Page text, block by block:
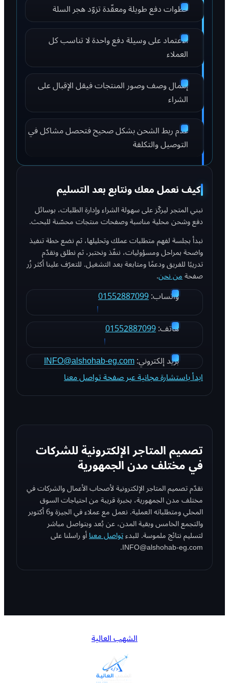
خطوات دفع طويلة ومعقّدة تزوّد هجر السلة
الاعتماد على وسيلة دفع واحدة لا تناسب كل
العملاء
إهمال وصف وصور المنتجات فيقل الإقبال على
الشراء
عدم ربط الشحن بشكل صحيح فتحصل مشاكل في
التوصيل والتكلفة
كيف نعمل معك ونتابع بعد التسليم
نبني المتجر ليركّز على سهولة الشراء وإدارة الطلبات، بوسائل
دفع وشحن محلية مناسبة وصفحات منتجات محسّنة للبحث.
نبدأ بجلسة لفهم متطلبات عملك وتحليلها، ثم نضع خطة تنفيذ
واضحة بمراحل ومسؤوليات، ننفّذ ونختبر، ثم نطلق ونقدّم
تدريبًا للفريق ودعمًا ومتابعة بعد التشغيل. للتعرّف علينا أكثر زُر
صفحةمن نحن.
واتساب:01552887099
هاتف:01552887099
بريد إلكتروني:INFO@alshohab-eg.com
ابدأ باستشارة مجانية عبر صفحة تواصل معنا
تصميم المتاجر الإلكترونية للشركات
في مختلف مدن الجمهورية
نقدّم تصميم المتاجر الإلكترونية لأصحاب الأعمال والشركات في
مختلف مدن الجمهورية، بخبرة قريبة من احتياجات السوق
المحلي ومتطلباته العملية. نعمل مع عملاء في الجيزة و6 أكتوبر
والتجمع الخامس وبقية المدن، عن بُعد وبتواصل مباشر
لتسليم نتائج ملموسة. للبدءتواصل معناأو راسلنا على
INFO@alshohab-eg.com.
الشهب العالية